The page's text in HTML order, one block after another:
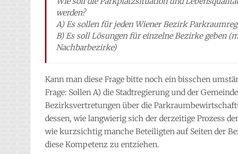
werden?
A) Es sollen für jeden Wiener Bezirk
B) Es soll Lösungen für einzelne Bezirke geben
Nachbarbezirke)
Kann man diese Frage bitte noch ein bisschen
Frage: Sollen A) die Stadtregierung und der
Bezirksvertretungen über die
dessen, wie langwierig sich der derzeitige Prozess
wie kurzsichtig manche Beteiligten auf Seiten der
diese Kompetenz zu entziehen.